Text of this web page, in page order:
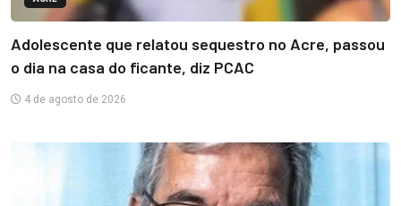
Adolescente que relatou sequestro no Acre, passou
o dia na casa do ficante, diz PCAC
4 de agosto de 2026